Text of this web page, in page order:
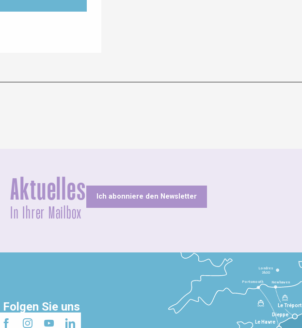
Aktuelles
In Ihrer Mailbox
Ich abonniere den Newsletter
Folgen Sie uns
Le Havre
Dieppe
Le Tréport
Londres
3h30
Newhaven
Portsmouth